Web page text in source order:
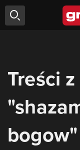
Treści
bogow"